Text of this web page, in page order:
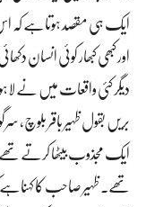
ایک ہی مقصد ہوتاہے کہ اس
اور کبھی کبھار کوئی انسان
دیگر کئی واقعات میں نے
بریں بقول ظہیر باقر بلوچ،
ایک مجذوب بیٹھا کرتے تھے
تھے۔ ظہیر صاحب کا